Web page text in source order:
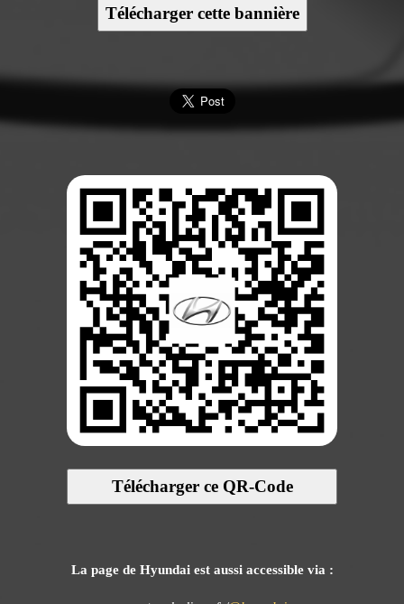
Télécharger cette bannière
Télécharger ce QR-Code
La page de Hyundai est aussi accessible via :